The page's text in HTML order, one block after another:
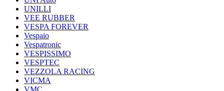
UNILLI
VEE RUBBER
VESPA FOREVER
Vespaio
Vespatronic
VESPISSIMO
VESPTEC
VEZZOLA RACING
VICMA
VMC